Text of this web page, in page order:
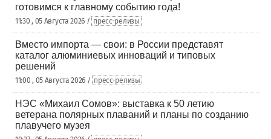
готовимся к главному событию года!
11:30 , 05 Августа 2026 / пресс-релизы
Вместо импорта — свои: в России представят
каталог алюминиевых инноваций и типовых
решений
11:00 , 05 Августа 2026 / пресс-релизы
НЭС «Михаил Сомов»: выставка к 50 летию
ветерана полярных плаваний и планы по созданию
плавучего музея